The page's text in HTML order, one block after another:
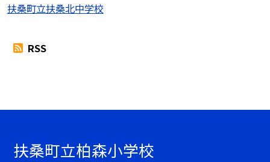
扶桑町立扶桑北中学校
RSS
扶桑町立柏森小学校